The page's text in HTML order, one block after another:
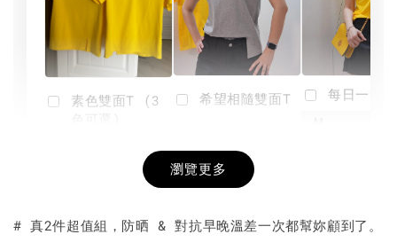
素色雙面T (3
+
希望相隨雙面T
NT$ 190
-
每日一笑
瀏覽更多
# 真2件超值組，防晒 & 對抗早晚溫差一次都幫妳顧到了。